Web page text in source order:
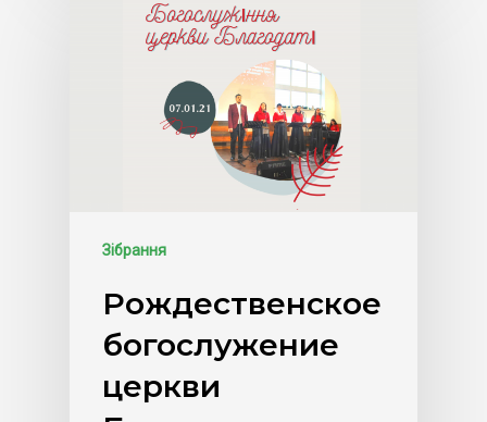
Зібрання
Рождественское
богослужение
церкви